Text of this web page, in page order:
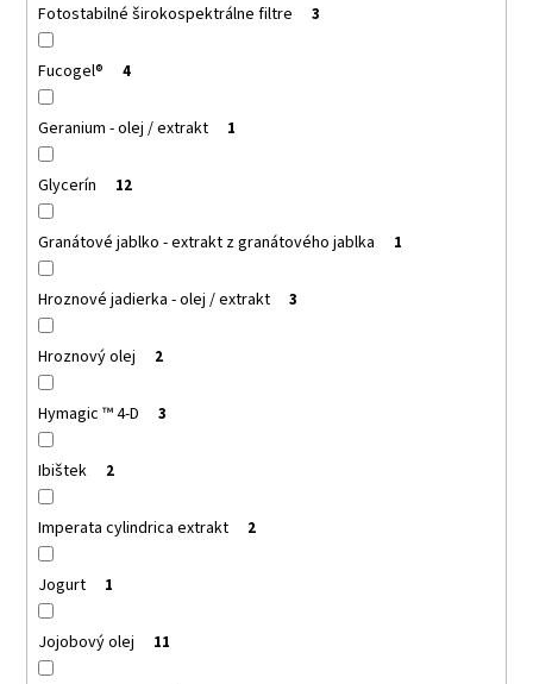
Fotostabilné širokospektrálne filtre 3
Fucogel® 4
Geranium - olej / extrakt 1
Glycerín 12
Granátové jablko - extrakt z granátového jablka 1
Hroznové jadierka - olej / extrakt 3
Hroznový olej 2
Hymagic ™ 4-D 3
Ibištek 2
Imperata cylindrica extrakt 2
Jogurt 1
Jojobový olej 11